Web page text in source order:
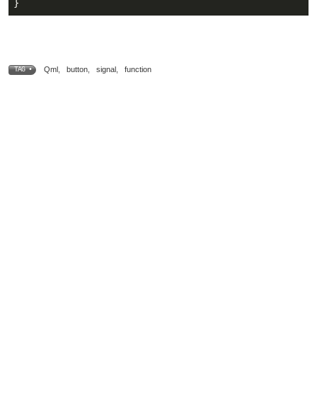
}
TAG • Qml button signal function